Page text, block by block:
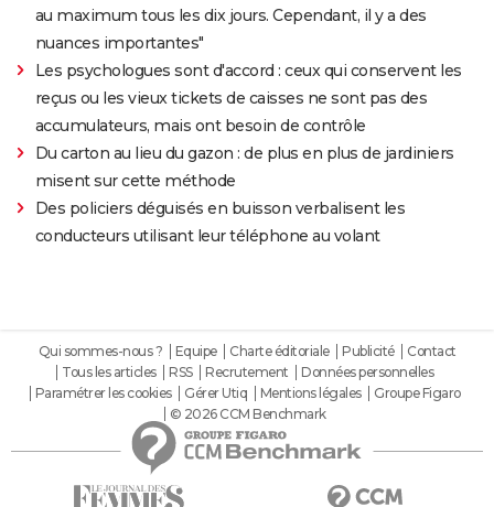
au maximum tous les dix jours. Cependant, il y a des
nuances importantes"
Les psychologues sont d'accord : ceux qui conservent les
reçus ou les vieux tickets de caisses ne sont pas des
accumulateurs, mais ont besoin de contrôle
Du carton au lieu du gazon : de plus en plus de jardiniers
misent sur cette méthode
Des policiers déguisés en buisson verbalisent les
conducteurs utilisant leur téléphone au volant
Qui sommes-nous ? Equipe Charte éditoriale Publicité
Contact
Tous les articles
RSS Recrutement
Données personnelles
Paramétrer les cookies
Gérer Utiq Mentions légales
Groupe Figaro
© 2026 CCM Benchmark